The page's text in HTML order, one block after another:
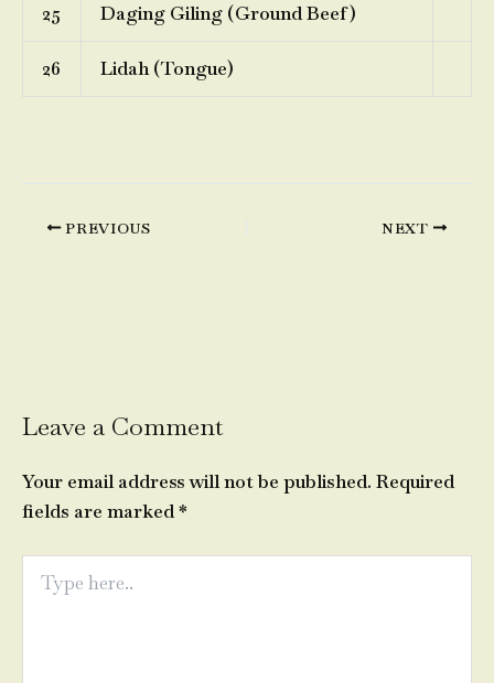
25 Daging Giling (Ground Beef)
26 Lidah (Tongue)
PREVIOUS NEXT
Leave a Comment
Your email address will not be published. Required
fields are marked*
here..